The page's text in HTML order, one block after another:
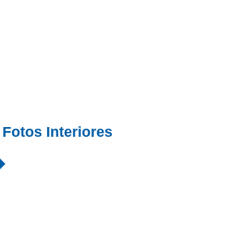
Fotos Interiores